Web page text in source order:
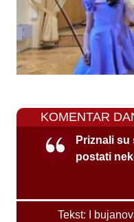
KOMENTAR
Priznali
postati
Tekst:
I